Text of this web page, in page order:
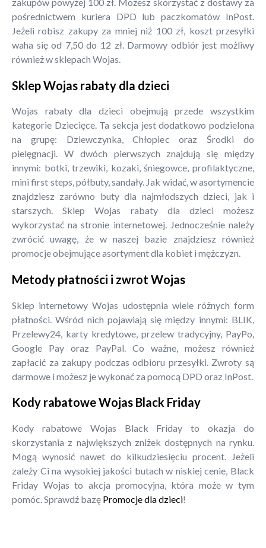
pośrednictwem kuriera DPD lub paczkomatów InPost.
Jeżeli robisz zakupy za mniej niż 100 zł, koszt przesyłki
waha się od 7,50 do 12 zł. Darmowy odbiór jest możliwy
również w sklepach Wojas.
Sklep Wojas rabaty dla dzieci
Wojas rabaty dla dzieci obejmują przede wszystkim
kategorie Dziecięce. Ta sekcja jest dodatkowo podzielona
na grupę: Dziewczynka, Chłopiec oraz Środki do
pielęgnacji. W dwóch pierwszych znajdują się między
innymi: botki, trzewiki, kozaki, śniegowce, profilaktyczne,
mini first steps, półbuty, sandały. Jak widać, w asortymencie
znajdziesz zarówno buty dla najmłodszych dzieci, jak i
starszych. Sklep Wojas rabaty dla dzieci możesz
wykorzystać na stronie internetowej. Jednocześnie należy
zwrócić uwagę, że w naszej bazie znajdziesz również
promocje obejmujące asortyment dla kobiet i mężczyzn.
Metody płatności i zwrot Wojas
Sklep internetowy Wojas udostępnia wiele różnych form
płatności. Wśród nich pojawiają się między innymi: BLIK,
Przelewy24, karty kredytowe, przelew tradycyjny, PayPo,
Google Pay oraz PayPal. Co ważne, możesz również
zapłacić za zakupy podczas odbioru przesyłki. Zwroty są
darmowe i możesz je wykonać za pomocą DPD oraz InPost.
Kody rabatowe Wojas Black Friday
Kody rabatowe Wojas Black Friday to okazja do
skorzystania z największych zniżek dostępnych na rynku.
Mogą wynosić nawet do kilkudziesięciu procent. Jeżeli
zależy Ci na wysokiej jakości butach w niskiej cenie, Black
Friday Wojas to akcja promocyjna, która może w tym
pomóc. Sprawdź bazę Promocje dla dzieci!